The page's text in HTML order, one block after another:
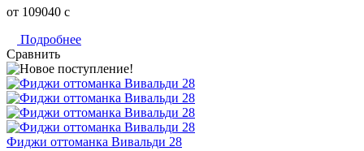
от 109040 c
Подробнее
Сравнить
Фиджи оттоманка Вивальди 28